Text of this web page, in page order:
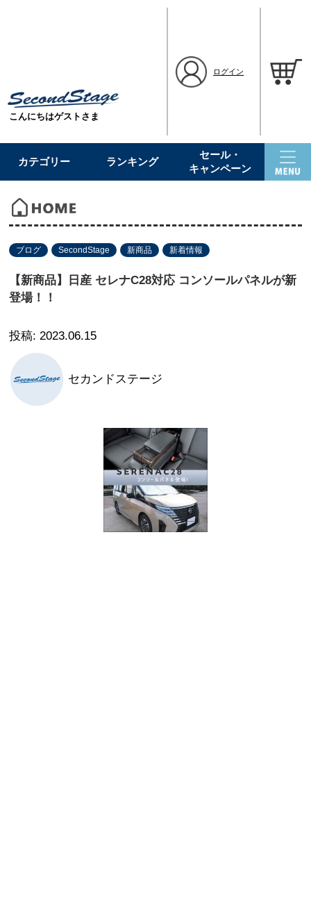
こんにちはゲストさま
ログイン
カテゴリー ランキング
セール・
キャンペーン
ブログ SecondStage 新商品 新着情報
【新商品】日産 セレナC28対応 コンソールパネルが新
登場！！
2023.06.15
セカンドステージ